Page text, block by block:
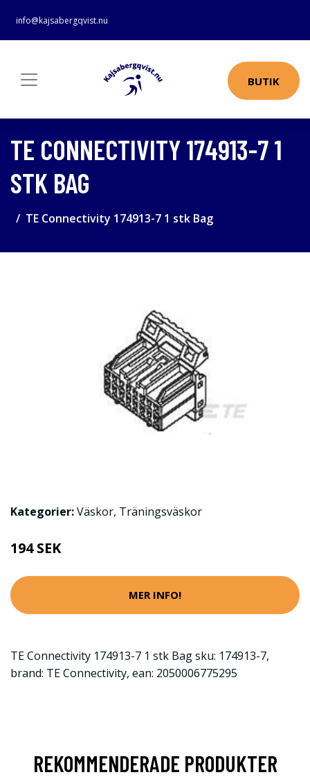
info@kajsabergqvist.nu
BUTIK
TE CONNECTIVITY 174913-7 1
STK BAG
TE Connectivity 174913-7 1 stk Bag
Kategorier:Väskor, Träningsväskor
194 SEK
MER INFO!
TE Connectivity 174913-7 1 stk Bag sku: 174913-7,
brand: TE Connectivity, ean: 2050006775295
REKOMMENDERADE PRODUKTER